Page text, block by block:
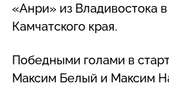
«Анри» из Владивостока
Камчатского края.
Победными голами в
Максим Белый и Максим